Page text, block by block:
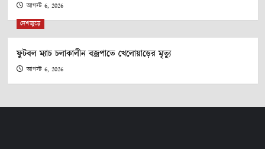
আগস্ট 6, 2026
দেশজুড়ে
ফুটবল ম্যাচ চলাকালীন বজ্রপাতে খেলোয়াড়ের মৃত্যু
আগস্ট 6, 2026